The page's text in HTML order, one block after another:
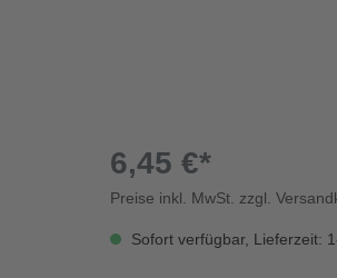
Sale
Prym Love
6,45 €*
Preise inkl. MwSt. zzgl.
Sofort verfügbar, Lieferzeit: